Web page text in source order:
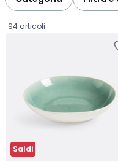
94 articoli
Saldi